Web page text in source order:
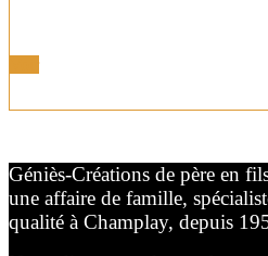
Géniès-Créations de père en
une affaire de famille,
qualité à Champlay, depuis